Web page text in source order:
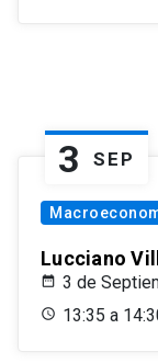
3 SEP
Lucciano
3 de
13:35 a